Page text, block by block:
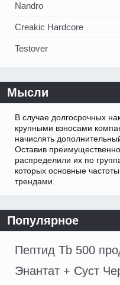
Nandro
Creakic Hardcore
Testover
Мысли
В случае долгосрочных
крупными взносами
начислять
Оставив
распределили их по
которых основные
трендами.
Популярное
Пептид Tb 500
Энантат + Суст